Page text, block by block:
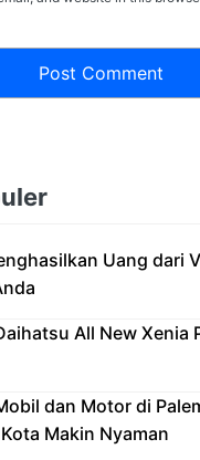
Uang dari
All New Xenia
dan Motor di
Makin Nyaman